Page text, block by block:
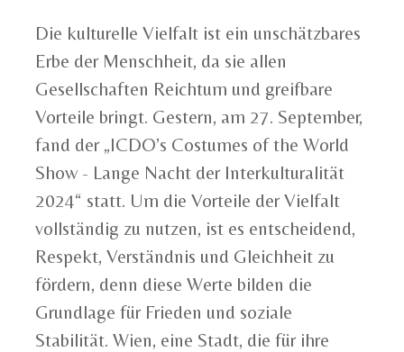
Die kulturelle Vielfalt ist ein unschätzbares
Erbe der Menschheit, da sie allen
Gesellschaften Reichtum und greifbare
Vorteile bringt. Gestern, am 27. September,
fand der „ICDO’s Costumes of the World
Show - Lange Nacht der Interkulturalität
2024“ statt. Um die Vorteile der Vielfalt
vollständig zu nutzen, ist es entscheidend,
Respekt, Verständnis und Gleichheit zu
fördern, denn diese Werte bilden die
Grundlage für Frieden und soziale
Stabilität. Wien, eine Stadt, die für ihre